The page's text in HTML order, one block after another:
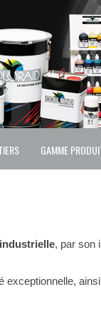
GAMME
, par son
exceptionnelle,